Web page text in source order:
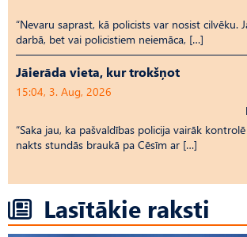
“Nevaru saprast, kā policists var nosist cilvēku.
darbā, bet vai policistiem neiemāca, […]
Jāierāda vieta, kur trokšņot
15:04, 3. Aug, 2026
“Saka jau, ka pašvaldības policija vairāk
nakts stundās braukā pa Cēsīm ar […]
Lasītākie raksti